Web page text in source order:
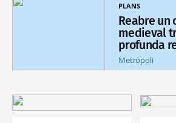
PLANS
Reabre un
medieval
profunda
Metrópoli